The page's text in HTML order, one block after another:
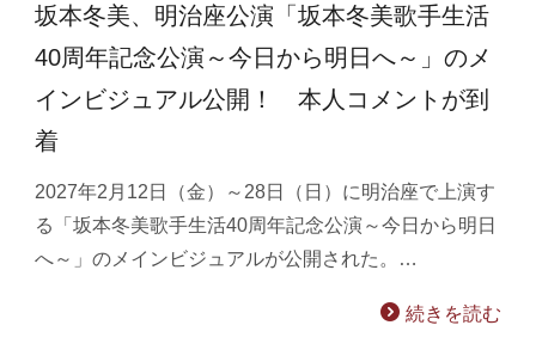
坂本冬美、明治座公演「坂本冬美歌手生活
40周年記念公演～今日から明日へ～」のメ
インビジュアル公開！ 本人コメントが到
着
2027年2月12日（金）～28日（日）に明治座で上演す
る「坂本冬美歌手生活40周年記念公演～今日から明日
へ～」のメインビジュアルが公開された。…
続きを読む